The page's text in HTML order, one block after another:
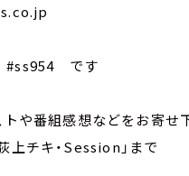
です
や番組感想などをお寄せ
チキ・Session」まで